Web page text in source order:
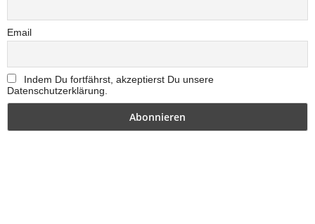
Email
Indem Du fortfährst, akzeptierst Du unsere
Datenschutzerklärung.